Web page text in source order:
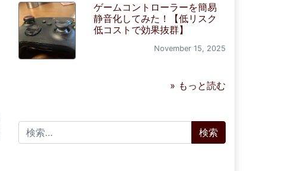
ゲームコントローラーを簡易
静音化してみた！【低リスク
低コストで効果抜群】
November 15, 2025
» もっと読む
検索: